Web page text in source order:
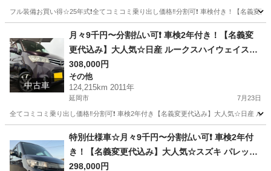
フル装備お買い得☆25年式❗️全てコミコミ乗り出し価格‼️分割可❗️ 車検付き！【名義
N-ONE 走行距離
中古車
月々9千円〜分割払い可❗️ 車検2年付き！【名義変
更代込み】大人気☆日産 ルークスハイウェイスタ
ー☆ナビ付き☆走行中DVD見れます☆スライドド
ア☆ドラレコ付き☆スマートキー☆フルオートエ
アコン☆純正アルミ！そのまま乗って帰れます❗️
308,000円
その他
124,215km 2011年
延岡市 7月23日
全てコミコミ乗り出し価格‼️分割可❗️ 車検2年付き【名義変更代込み】大人気☆日産
その他 走行距離
特別仕様車☆月々9千円〜分割払い可❗️ 車検2年付
き！【名義変更代込み】大人気☆スズキ パレット
SW☆Bluetoothナビ付き☆走行中DVD見れます☆
298,000円